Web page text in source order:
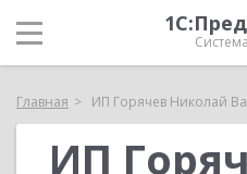
Главная ИП Горячев Николай
ИП